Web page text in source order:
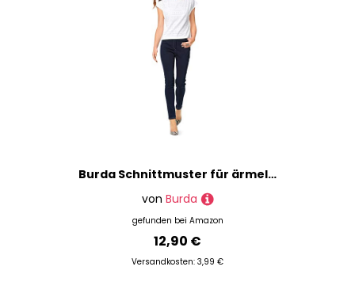
Burda Schnittmuster für ärmelloses Oberteil und Kleid, für Damen, Größe 34 – 46 | Level 1 – super einfach
von Burda
gefunden bei Amazon
12,90 €
Versandkosten: 3,99 €